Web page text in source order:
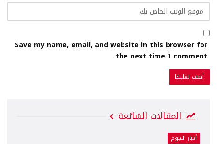
Save my name, email, and website in this browser for
the next time I comment.
المقالات الشائعة
أخبار النجوم